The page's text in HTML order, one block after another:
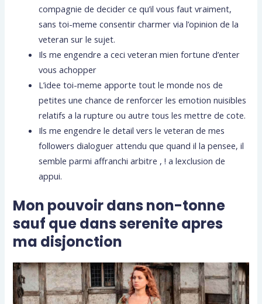
compagnie de decider ce qu’il vous faut vraiment,
sans toi-meme consentir charmer via l’opinion de la
veteran sur le sujet.
Ils me engendre a ceci veteran mien fortune d’enter
vous achopper
L’idee toi-meme apporte tout le monde nos de
petites une chance de renforcer les emotion nuisibles
relatifs a la rupture ou autre tous les mettre de cote.
Ils me engendre le detail vers le veteran de mes
followers dialoguer attendu que quand il la pensee, il
semble parmi affranchi arbitre , ! a lexclusion de
appui.
Mon pouvoir dans non-tonne
sauf que dans serenite apres
ma disjonction